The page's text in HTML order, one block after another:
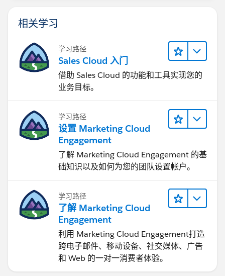
相关学习
学习路径
Sales Cloud 入门
借助 Sales Cloud 的功能和工具实现您的
业务目标。
学习路径
设置 Marketing Cloud
Engagement
了解 Marketing Cloud Engagement 的基
础知识以及如何为您的团队设置帐户。
学习路径
了解 Marketing Cloud
Engagement
利用 Marketing Cloud Engagement​打造
跨电子邮件、移动设备、社交媒体、广告
和 Web 的一对一消费者体验。